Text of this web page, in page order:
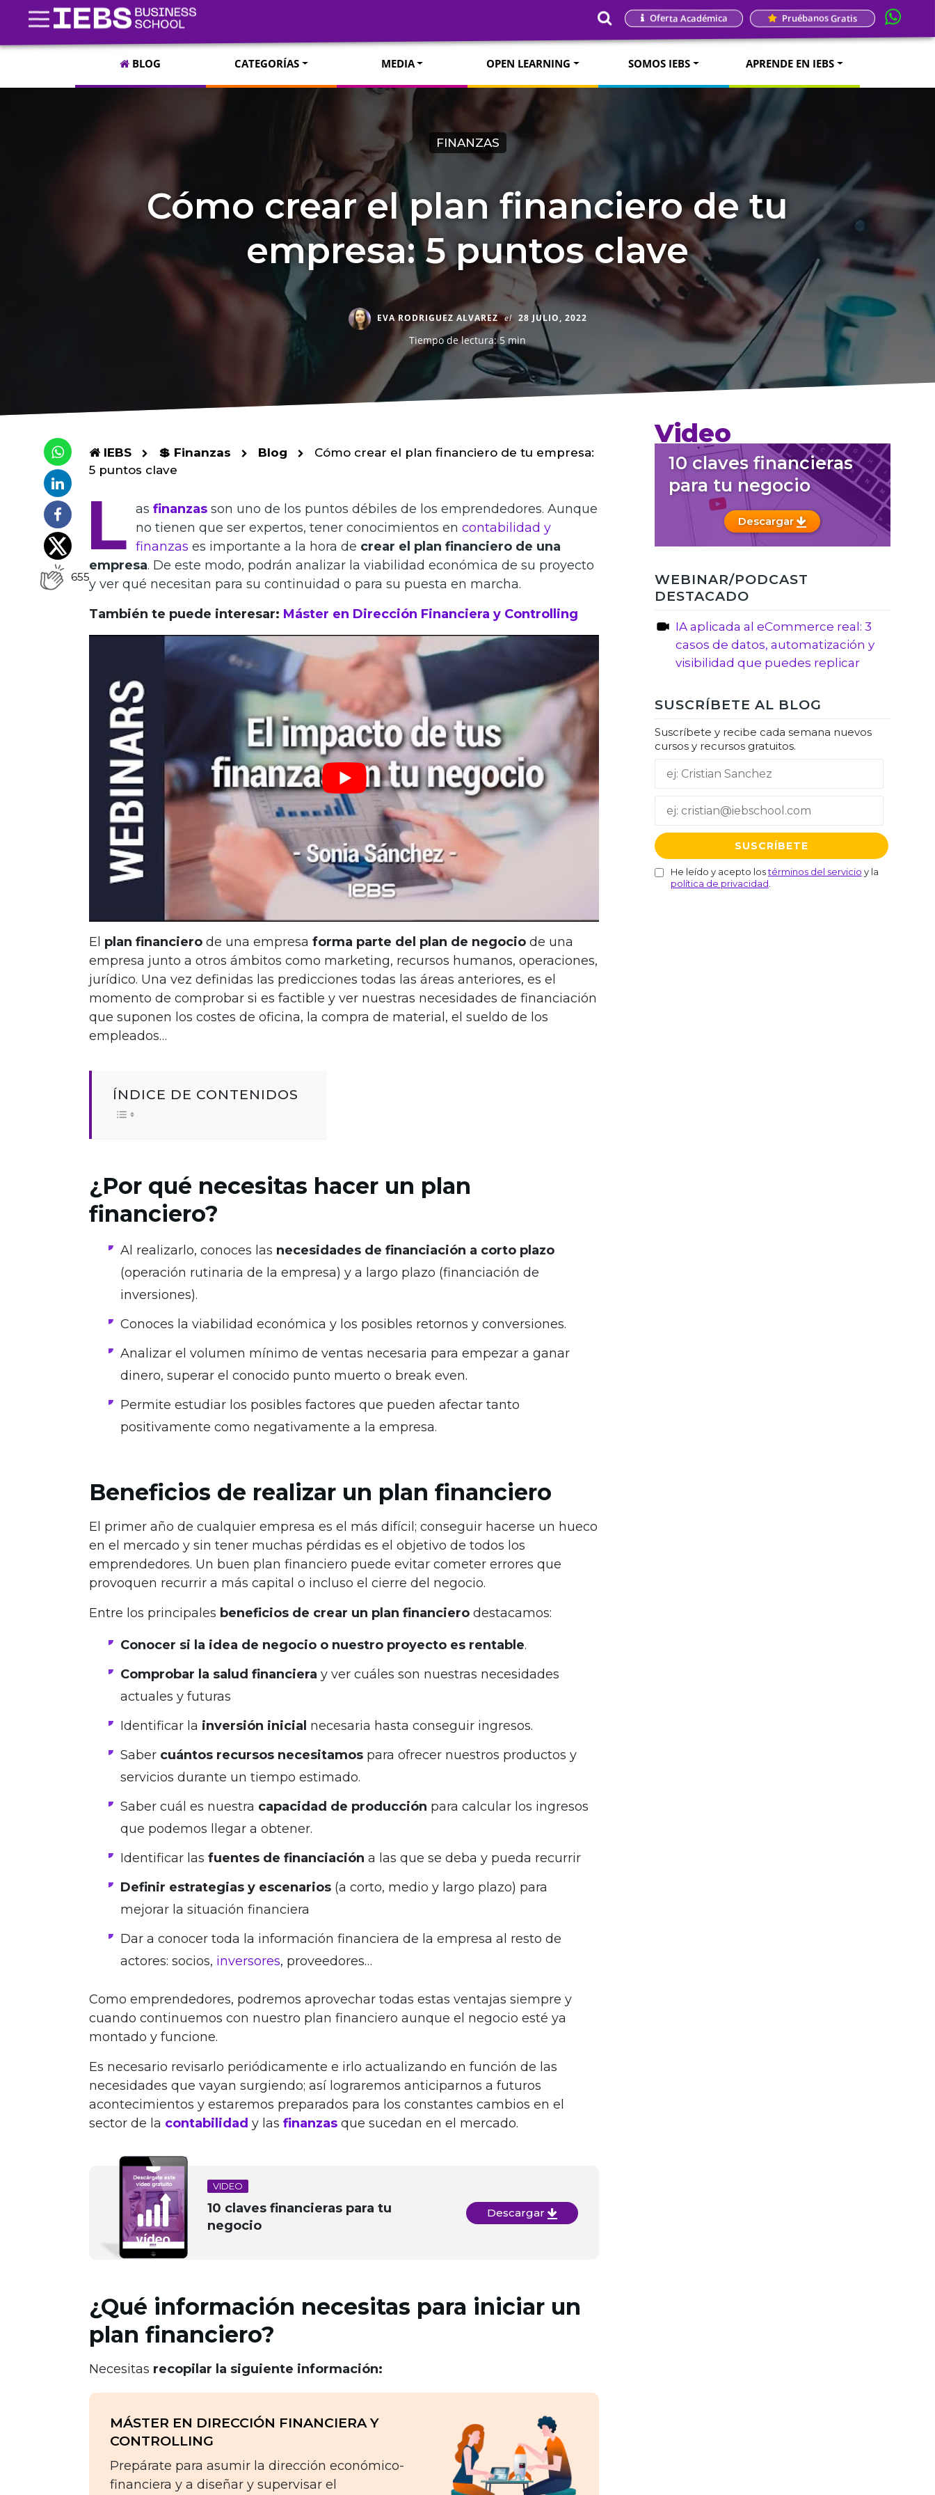
Oferta Académica Pruébanos Gratis
BLOG CATEGORÍAS MEDIA OPEN LEARNING SOMOS IEBS APRENDE EN IEBS
FINANZAS
Cómo crear el plan financiero de tu
empresa: 5 puntos clave
EVA RODRIGUEZ ALVAREZ el 28 JULIO, 2022
Tiempo de lectura: 5 min
655
IEBS 💲 Finanzas Blog
Cómo crear el plan financiero de tu empresa:
5 puntos clave
L as finanzas son uno de los puntos débiles de los emprendedores. Aunque
no tienen que ser expertos, tener conocimientos en contabilidad y
finanzas es importante a la hora de crear el plan financiero de una
empresa. De este modo, podrán analizar la viabilidad económica de su proyecto
y ver qué necesitan para su continuidad o para su puesta en marcha.
También te puede interesar: Máster en Dirección Financiera y Controlling
El plan financiero de una empresa forma parte del plan de negocio de una
empresa junto a otros ámbitos como marketing, recursos humanos, operaciones,
jurídico. Una vez definidas las predicciones todas las áreas anteriores, es el
momento de comprobar si es factible y ver nuestras necesidades de financiación
que suponen los costes de oficina, la compra de material, el sueldo de los
empleados…
ÍNDICE DE CONTENIDOS
¿Por qué necesitas hacer un plan
financiero?
Al realizarlo, conoces las necesidades de financiación a corto plazo
(operación rutinaria de la empresa) y a largo plazo (financiación de
inversiones).
Conoces la viabilidad económica y los posibles retornos y conversiones.
Analizar el volumen mínimo de ventas necesaria para empezar a ganar
dinero, superar el conocido punto muerto o break even.
Permite estudiar los posibles factores que pueden afectar tanto
positivamente como negativamente a la empresa.
Beneficios de realizar un plan financiero
El primer año de cualquier empresa es el más difícil; conseguir hacerse un hueco
en el mercado y sin tener muchas pérdidas es el objetivo de todos los
emprendedores. Un buen plan financiero puede evitar cometer errores que
provoquen recurrir a más capital o incluso el cierre del negocio.
Entre los principales beneficios de crear un plan financiero destacamos:
Conocer si la idea de negocio o nuestro proyecto es rentable.
Comprobar la salud financiera y ver cuáles son nuestras necesidades
actuales y futuras
Identificar la inversión inicial necesaria hasta conseguir ingresos.
Saber cuántos recursos necesitamos para ofrecer nuestros productos y
servicios durante un tiempo estimado.
Saber cuál es nuestra capacidad de producción para calcular los ingresos
que podemos llegar a obtener.
Identificar las fuentes de financiación a las que se deba y pueda recurrir
Definir estrategias y escenarios (a corto, medio y largo plazo) para
mejorar la situación financiera
Dar a conocer toda la información financiera de la empresa al resto de
actores: socios, inversores, proveedores…
Como emprendedores, podremos aprovechar todas estas ventajas siempre y
cuando continuemos con nuestro plan financiero aunque el negocio esté ya
montado y funcione.
Es necesario revisarlo periódicamente e irlo actualizando en función de las
necesidades que vayan surgiendo; así lograremos anticiparnos a futuros
acontecimientos y estaremos preparados para los constantes cambios en el
sector de la contabilidad y las finanzas que sucedan en el mercado.
VIDEO
10 claves financieras para tu
negocio
Descargar
¿Qué información necesitas para iniciar un
plan financiero?
Necesitas recopilar la siguiente información:
MÁSTER EN DIRECCIÓN FINANCIERA Y
CONTROLLING
Prepárate para asumir la dirección económico-
financiera y a diseñar y supervisar el
Video
10 claves financieras
para tu negocio
Descargar
WEBINAR/PODCAST
DESTACADO
IA aplicada al eCommerce real: 3
casos de datos, automatización y
visibilidad que puedes replicar
SUSCRÍBETE AL BLOG
Suscríbete y recibe cada semana nuevos
cursos y recursos gratuitos.
He leído y acepto lostérminos del servicio y la
política de privacidad